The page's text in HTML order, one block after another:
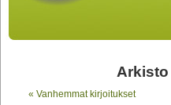
Arkisto
« Vanhemmat kirjoitukset